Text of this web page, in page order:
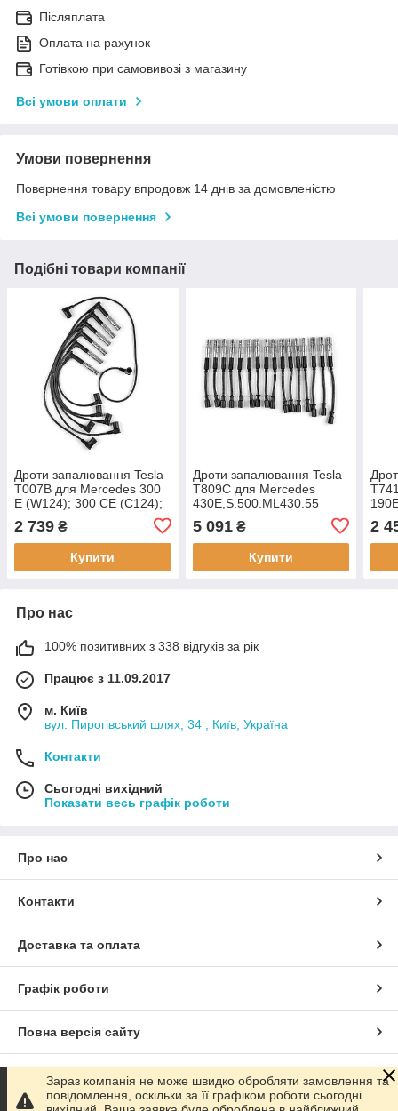
Післяплата
Оплата на рахунок
Готівкою при самовивозі з магазину
Всі умови оплати
Умови повернення
Повернення товару впродовж 14 днів за домовленістю
Всі умови повернення
Подібні товари компанії
Дроти запалювання Tesla
T007B для Mercedes 300
E (W124); 300 CE (C124);
300 CE Cabrio (A124); 300
TE (S124); 300 SL (R129)
3.0; S
2 739 ₴
Купити
Дроти запалювання Tesla
T809C для Mercedes
430E,S.500.ML430.55
5 091₴
Купити
2
Про нас
100% позитивних з 338 відгуків за рік
Працює з 11.09.2017
м. Київ
вул. Пирогівський шлях, 34 , Київ, Україна
Контакти
Сьогодні вихідний
Показати весь графік роботи
Про нас
Контакти
Доставка та оплата
Графік роботи
Повна версія сайту
Сайт створено на маркетплейсі Prom.ua
Зараз компанія не може швидко обробляти замовлення та
повідомлення, оскільки за її графіком роботи сьогодні